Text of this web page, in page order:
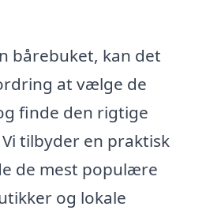
bårebuket, kan det
at vælge de
finde den rigtige
tilbyder en praktisk
de mest populære
og lokale